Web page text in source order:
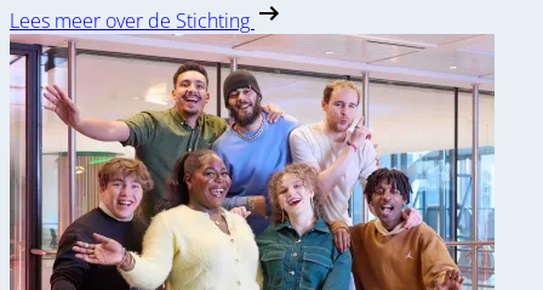
Lees meer over de Stichting